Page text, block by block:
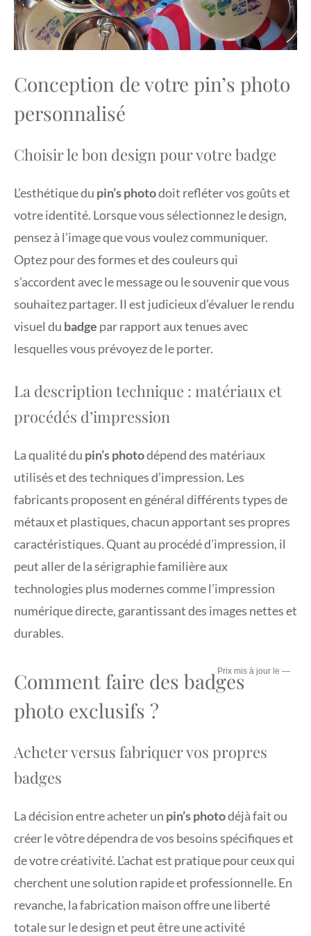
Conception de votre pin’s photo
personnalisé
Choisir le bon design pour votre badge
L’esthétique du pin’s photodoit refléter vos goûts et
votre identité. Lorsque vous sélectionnez le design,
pensez à l’image que vous voulez communiquer.
Optez pour des formes et des couleurs qui
s’accordent avec le message ou le souvenir que vous
souhaitez partager. Il est judicieux d’évaluer le rendu
visuel du badge par rapport aux tenues avec
lesquelles vous prévoyez de le porter.
La description technique : matériaux et
procédés d’impression
La qualité du pin’s photodépend des matériaux
utilisés et des techniques d’impression. Les
fabricants proposent en général différents types de
métaux et plastiques, chacun apportant ses propres
caractéristiques. Quant au procédé d’impression, il
peut aller de la sérigraphie familière aux
technologies plus modernes comme l’impression
numérique directe, garantissant des images nettes et
durables.
—
Comment faire des badges
photo exclusifs ?
Acheter versus fabriquer vos propres
badges
La décision entre acheter un pin’s photodéjà fait ou
créer le vôtre dépendra de vos besoins spécifiques et
de votre créativité. L’achat est pratique pour ceux qui
cherchent une solution rapide et professionnelle. En
revanche, la fabrication maison offre une liberté
totale sur le design et peut être une activité